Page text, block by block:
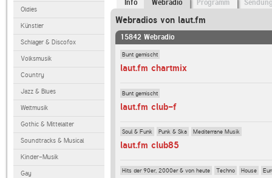
Oldies
Künstler
Schlager & Discofox
Volksmusik
Country
Jazz & Blues
Weltmusik
Gothic & Mittelalter
Soundtracks & Musical
Kinder-Musik
Gay
Info Webradio Programm
Webradios von laut.fm
15842 Webradio
Bunt gemischt
laut.fm chartmix
Bunt gemischt
laut.fm club-f
Soul & Funk Punk & Ska Mediterrane Musik
laut.fm club85
Hits der 90er, 2000er & von heute Techno House